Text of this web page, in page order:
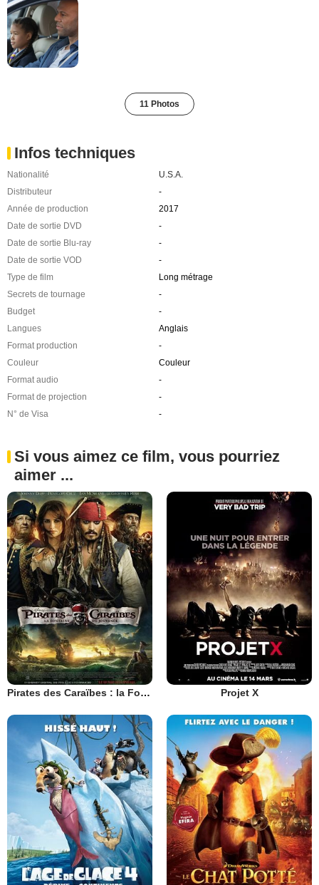
11 Photos
Infos techniques
Nationalité
U.S.A.
Distributeur
-
Année de production
2017
Date de sortie DVD
-
Date de sortie Blu-ray
-
Date de sortie VOD
-
Type de film
Long métrage
Secrets de tournage
-
Budget
-
Langues
Anglais
Format production
-
Couleur
Couleur
Format audio
-
Format de projection
-
N° de Visa
-
Si vous aimez ce film, vous pourriez
aimer ...
Pirates des Caraïbes : la Fontaine de Jouvence Projet X